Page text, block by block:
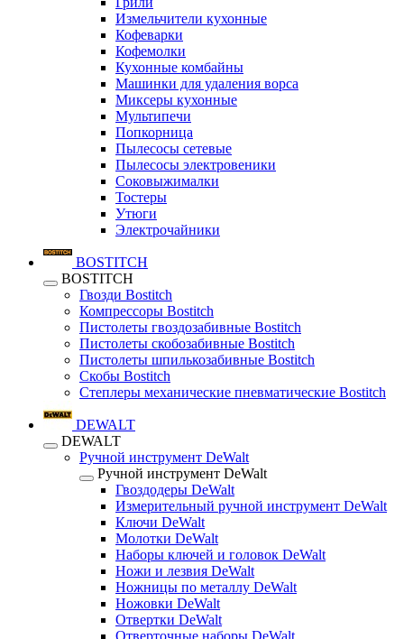
Измельчители кухонные
Кофеварки
Кофемолки
Кухонные комбайны
Машинки для удаления ворса
Миксеры кухонные
Мультипечи
Попкорница
Пылесосы сетевые
Пылесосы электровеники
Соковыжималки
Тостеры
Утюги
Электрочайники
BOSTITCH
BOSTITCH
Гвозди Bostitch
Компрессоры Bostitch
Пистолеты гвоздозабивные Bostitch
Пистолеты скобозабивные Bostitch
Пистолеты шпилькозабивные Bostitch
Скобы Bostitch
Степлеры механические пневматические Bostitch
DEWALT
DEWALT
Ручной инструмент DeWalt
Ручной инструмент DeWalt
Гвоздодеры DeWalt
Измерительный ручной инструмент DeWalt
Ключи DeWalt
Молотки DeWalt
Наборы ключей и головок DeWalt
Ножи и лезвия DeWalt
Ножницы по металлу DeWalt
Ножовки DeWalt
Отвертки DeWalt
Отверточные наборы DeWalt